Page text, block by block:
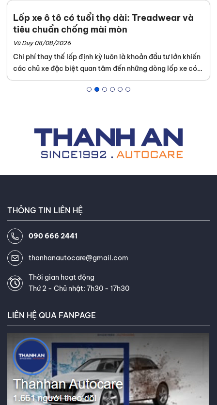
Lốp xe ô tô có tuổi thọ dài: Treadwear và
tiêu chuẩn chống mài mòn
Vũ Duy 08/08/2026
Chi phí thay thế lốp định kỳ luôn là khoản đầu tư lớn khiến
các chủ xe đặc biệt quan tâm đến những dòng lốp xe có
tuổi thọ dài. Tại hệ thống trung tâm dịch vụThanh An
, chúng tôi luôn phân tích kỹ lưỡng thông số kỹ
chính xác giúp quý khách tự tin tìm kiếm và duy trì bộ lốp
THÔNG TIN LIÊN HỆ
090 666 2441
thanhanautocare@gmail.com
Thời gian hoạt động
Thứ 2 - Chủ nhật: 7h30 - 17h30
LIÊN HỆ QUA FANPAGE